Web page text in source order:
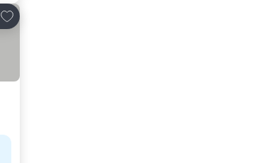
Lisää suosikkeihin